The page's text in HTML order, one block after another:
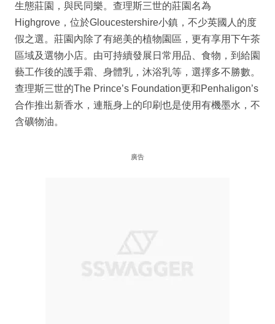
生態莊園，與民同樂。查理斯三世的莊園名為
Highgrove，位於Gloucestershire小鎮，不少英國人的度
假之選。莊園內除了有絕美的植物園區，更有享用下午茶
區域及選物小店。由可持續發展日常用品、食物，到給園
藝工作後的護手霜、身體乳，沐浴乳等，選擇多不勝數。
查理斯三世的The Prince’s Foundation更和Penhaligon’s
合作推出新香水，連瓶身上的印刷也是使用有機墨水，不
含礦物油。
廣告